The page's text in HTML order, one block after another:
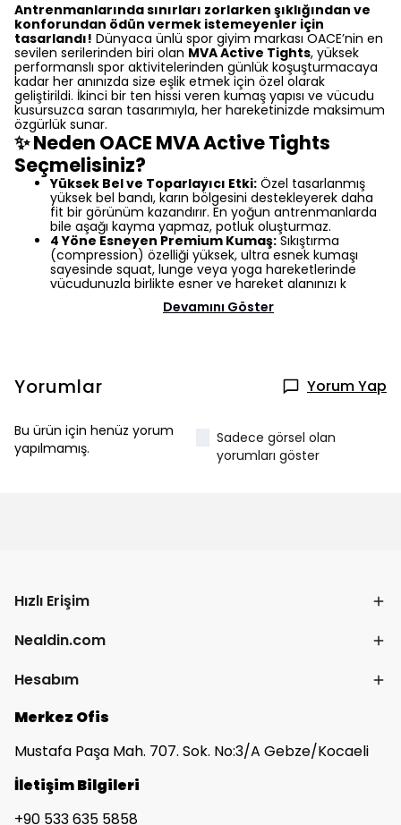
Antrenmanlarında sınırları zorlarken şıklığından ve
konforundan ödün vermek istemeyenler için
tasarlandı! Dünyaca ünlü spor giyim markası OACE’nin en
sevilen serilerinden biri olan MVA Active Tights, yüksek
performanslı spor aktivitelerinden günlük koşuşturmacaya
kadar her anınızda size eşlik etmek için özel olarak
geliştirildi. İkinci bir ten hissi veren kumaş yapısı ve vücudu
kusursuzca saran tasarımıyla, her hareketinizde maksimum
özgürlük sunar.
✨ Neden OACE MVA Active Tights
Seçmelisiniz?
Yüksek Bel ve Toparlayıcı Etki: Özel tasarlanmış
yüksek bel bandı, karın bölgesini destekleyerek daha
fit bir görünüm kazandırır. En yoğun antrenmanlarda
bile aşağı kayma yapmaz, potluk oluşturmaz.
4 Yöne Esneyen Premium Kumaş: Sıkıştırma
(compression) özelliği yüksek, ultra esnek kumaşı
sayesinde squat, lunge veya yoga hareketlerinde
vücudunuzla birlikte esner ve hareket alanınızı k
Devamını Göster
Yorumlar Yorum Yap
Bu ürün için henüz yorum
yapılmamış.
Sadece görsel olan
yorumları göster
Hızlı Erişim
Nealdin.com
Hesabım
Merkez Ofis
Mustafa Paşa Mah. 707. Sok. No:3/A Gebze/Kocaeli
İletişim Bilgileri
+90 533 635 5858